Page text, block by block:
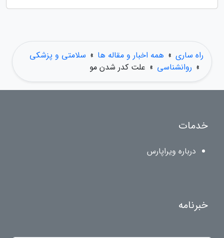
راه ساری » همه اخبار و مقاله ها » سلامتی و پزشکی
» روانشناسی » علت کدر شدن مو
خدمات
درباره ویراپارس
خبرنامه